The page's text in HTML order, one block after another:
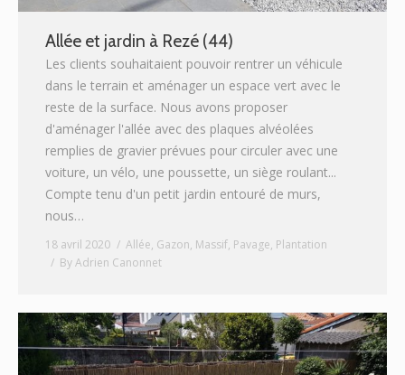
Allée et jardin à Rezé (44)
Les clients souhaitaient pouvoir rentrer un véhicule
dans le terrain et aménager un espace vert avec le
reste de la surface. Nous avons proposer
d'aménager l'allée avec des plaques alvéolées
remplies de gravier prévues pour circuler avec une
voiture, un vélo, une poussette, un siège roulant...
Compte tenu d'un petit jardin entouré de murs,
nous…
18 avril 2020 Allée, Gazon, Massif, Pavage, Plantation
ByAdrien Canonnet